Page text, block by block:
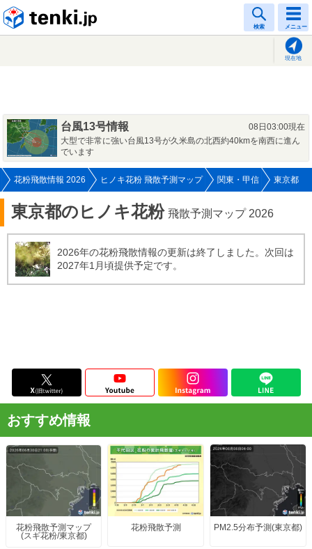
検索 メニュー
現在地
台風13号情報
08日03:00現在
大型で非常に強い台風13号が久米島の北西約40kmを南西に進ん
でいます
花粉飛散情報 2026 ヒノキ花粉 飛散予測マップ 関東・甲信 東京都
東京都のヒノキ花粉 飛散予測マップ 2026
2026年の花粉飛散情報の更新は終了しました。次回は
2027年1月頃提供予定です。
おすすめ情報
花粉飛散予測マップ
(スギ花粉/東京都)
花粉飛散予測 PM2.5分布予測(東京都)